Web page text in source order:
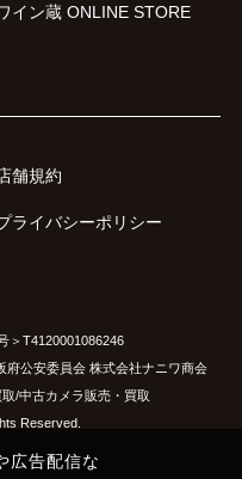
イン蔵 ONLINE STORE
舗規約
ライバシーポリシー
＞T4120001086246
府公安委員会 株式会社ナニワ商会
/中古カメラ販売・買取
Reserved.
広告配信な